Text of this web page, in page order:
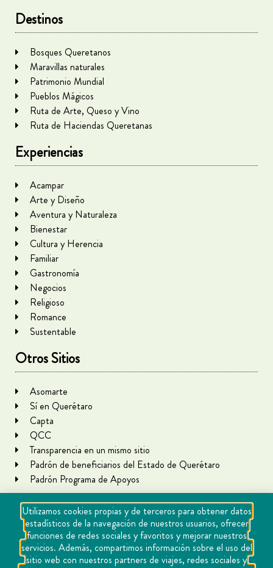
Destinos
Bosques Queretanos
Maravillas naturales
Patrimonio Mundial
Pueblos Mágicos
Ruta de Arte, Queso y Vino
Ruta de Haciendas Queretanas
Experiencias
Acampar
Arte y Diseño
Aventura y Naturaleza
Bienestar
Cultura y Herencia
Familiar
Gastronomía
Negocios
Religioso
Romance
Sustentable
Otros Sitios
Asomarte
Sí en Querétaro
Capta
QCC
Transparencia en un mismo sitio
Padrón de beneficiarios del Estado de Querétaro
Padrón Programa de Apoyos
Utilizamos cookies propias y de terceros para obtener datos
estadísticos de la navegación de nuestros usuarios, ofrecer
funciones de redes sociales y favoritos y mejorar nuestros
servicios. Además, compartimos información sobre el uso del
sitio web con nuestros partners de viajes, redes sociales y